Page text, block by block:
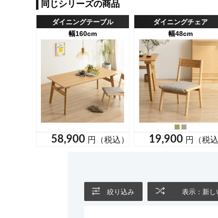
絞り込み 表示：新し